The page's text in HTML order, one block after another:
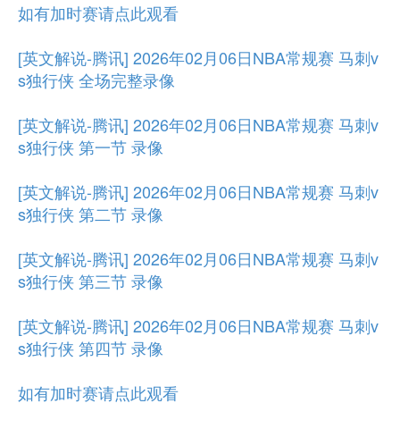
如有加时赛请点此观看
[英文解说-腾讯] 2026年02月06日NBA常规赛 马刺v
s独行侠 全场完整录像
[英文解说-腾讯] 2026年02月06日NBA常规赛 马刺v
s独行侠 第一节 录像
[英文解说-腾讯] 2026年02月06日NBA常规赛 马刺v
s独行侠 第二节 录像
[英文解说-腾讯] 2026年02月06日NBA常规赛 马刺v
s独行侠 第三节 录像
[英文解说-腾讯] 2026年02月06日NBA常规赛 马刺v
s独行侠 第四节 录像
如有加时赛请点此观看